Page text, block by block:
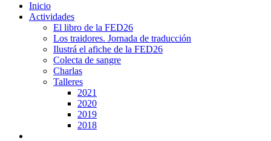
Inicio
Actividades
El libro de la FED26
Los traidores. Jornada de traducción
Ilustrá el afiche de la FED26
Colecta de sangre
Charlas
Talleres
2021
2020
2019
2018